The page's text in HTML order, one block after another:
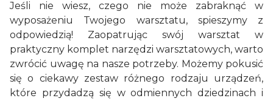
Jeśli nie wiesz, czego nie może zabraknąć w
wyposażeniu Twojego warsztatu, spieszymy z
odpowiedzią! Zaopatrując swój warsztat w
praktyczny komplet narzędzi warsztatowych, warto
zwrócić uwagę na nasze potrzeby. Możemy pokusić
się o ciekawy zestaw różnego rodzaju urządzeń,
które przydadzą się w odmiennych dziedzinach i